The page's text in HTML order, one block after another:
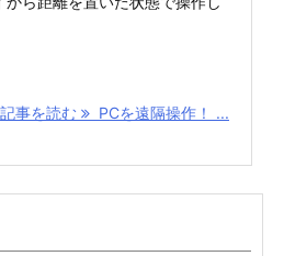
記事を読む PCを遠隔操作！ ...